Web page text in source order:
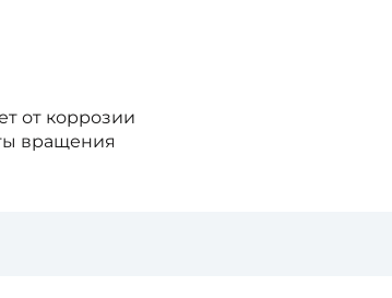
от коррозии
вращения